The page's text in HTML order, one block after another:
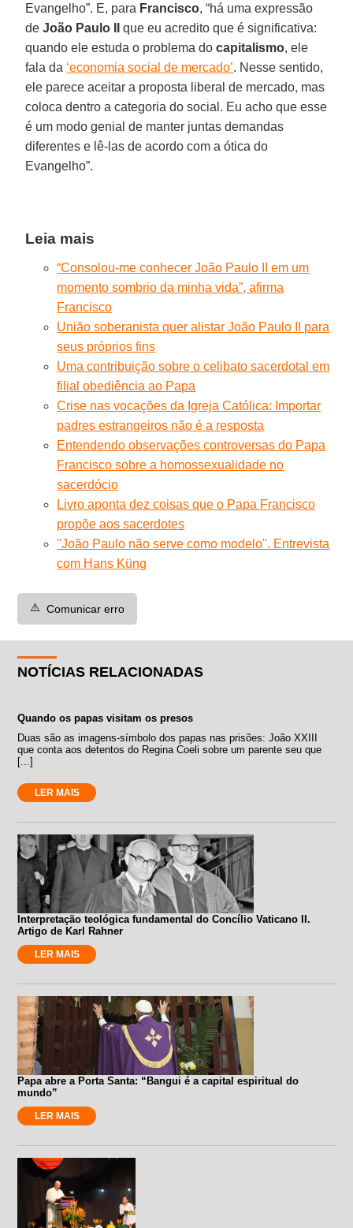
Evangelho”. E, para Francisco, “há uma expressão
deJoão Paulo II
que eu acredito que é significativa:
quando ele estuda o problema docapitalismo, ele
fala da ‘economia social de mercado’. Nesse sentido,
ele parece aceitar a proposta liberal de mercado, mas
coloca dentro a categoria do social. Eu acho que esse
é um modo genial de manter juntas demandas
diferentes e lê-las de acordo com a ótica do
Evangelho”.
Leia mais
“Consolou-me conhecer João Paulo II em um
momento sombrio da minha vida”, afirma
Francisco
União soberanista quer alistar João Paulo II para
seus próprios fins
Uma contribuição sobre o celibato sacerdotal em
filial obediência ao Papa
Crise nas vocações da Igreja Católica: Importar
padres estrangeiros não é a resposta
Entendendo observações controversas do Papa
Francisco sobre a homossexualidade no
sacerdócio
Livro aponta dez coisas que o Papa Francisco
propõe aos sacerdotes
"João Paulo não serve como modelo". Entrevista
com Hans Küng
⚠️ Comunicar erro
NOTÍCIAS RELACIONADAS
Quando os papas visitam os presos
Duas são as imagens-símbolo dos papas nas prisões: João XXIII
que conta aos detentos do Regina Coeli sobre um parente seu que
[...]
LER MAIS
Interpretação teológica fundamental do Concílio Vaticano II.
Artigo de Karl Rahner
LER MAIS
Papa abre a Porta Santa: “Bangui é a capital espiritual do
mundo”
LER MAIS